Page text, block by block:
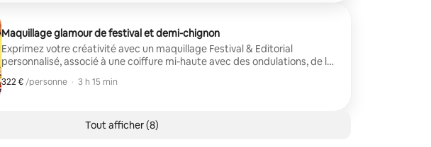
Maquillage glamour de festival et demi-chignon
Exprimez votre créativité avec un maquillage Festival & Editorial
personnalisé, associé à une coiffure mi-haute avec des ondulations, de la
texture, des torsades ou des tresses. Parfait pour l'EDC, les festivals, les
concerts, la Pride, les séances photo, la vie nocturne et les célébrations
322 € /personne
322 € par personne
, · 3 h 15 min
Tout afficher (8)